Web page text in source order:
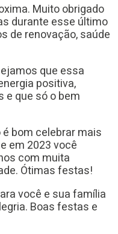
Muito obrigado
durante esse último
de renovação, saúde
que essa
positiva,
e que só o bem
é bom celebrar mais
em 2023 você
com muita
Ótimas festas!
você e sua família
Boas festas e